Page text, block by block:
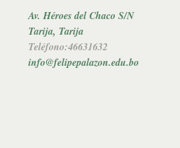
Av. Héroes del Chaco S/N
Tarija, Tarija
Teléfono:46631632
info@felipepalazon.edu.bo